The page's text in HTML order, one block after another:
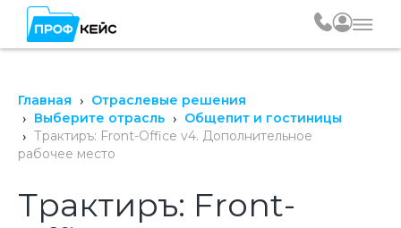
Главная
Отраслевые решения
Выберите отрасль
Общепит и гостиницы
Трактиръ: Front-Office v4. Дополнительное
рабочее место
Трактиръ: Front-